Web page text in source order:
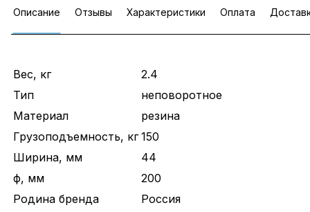
Описание Отзывы Характеристики Оплата
Вес, кг
2.4
Тип
неповоротное
Материал
резина
Грузоподъемность, кг 150
Ширина, мм
44
ф, мм
200
Родина бренда
Россия